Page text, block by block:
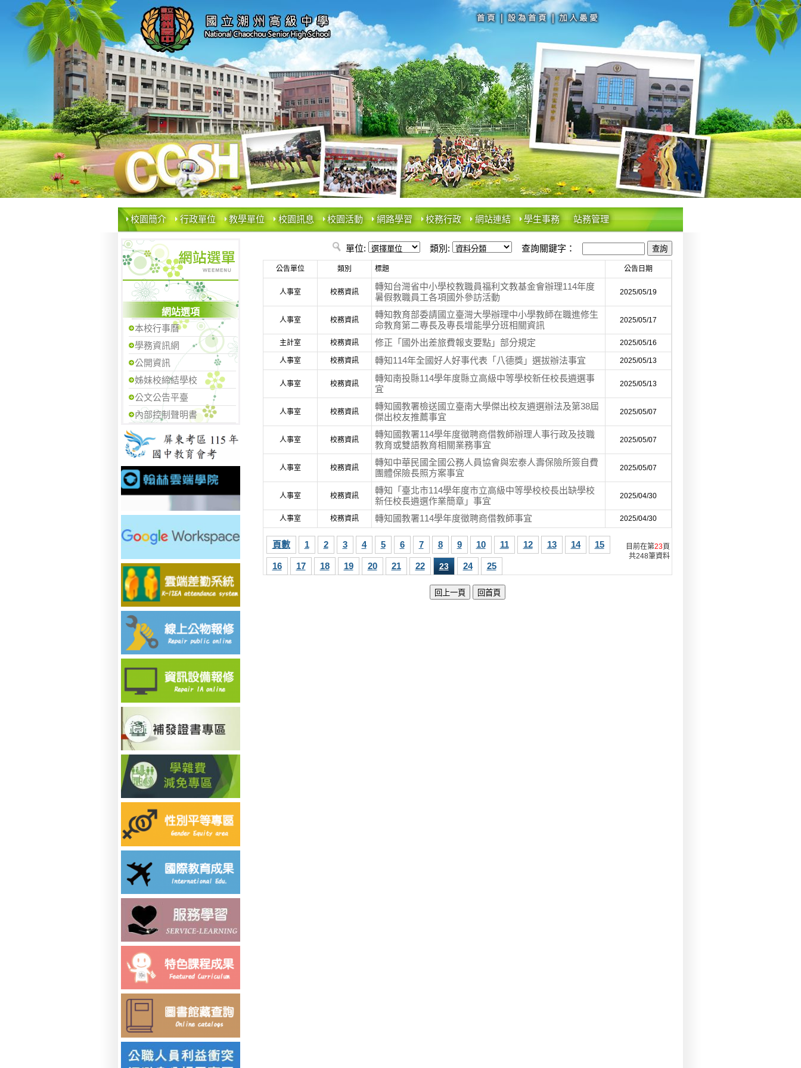
校園簡介 行政單位 教學單位 校園訊息 校園活動 網路學習 校務行政 網站連結 學生事務 站務管理
網站選項
本校行事曆
學務資訊網
公開資訊
姊妹校締結學校
公文公告平臺
內部控制聲明書
單位: 類別: 查詢關鍵字：
公告單位 類別 標題 公告日期
人事室 校務資訊
轉知台灣省中小學校教職員福利文教基金會辦理114年度
暑假教職員工各項國外參訪活動
2025/05/19
人事室 校務資訊
轉知教育部委請國立臺灣大學辦理中小學教師在職進修生
命教育第二專長及專長增能學分班相關資訊
2025/05/17
主計室 校務資訊 修正「國外出差旅費報支要點」部分規定 2025/05/16
人事室 校務資訊 轉知114年全國好人好事代表「八德獎」選拔辦法事宜 2025/05/13
人事室 校務資訊
轉知南投縣114學年度縣立高級中等學校新任校長遴選事
宜
2025/05/13
人事室 校務資訊
轉知國教署檢送國立臺南大學傑出校友遴選辦法及第38屆
傑出校友推薦事宜
2025/05/07
人事室 校務資訊
轉知國教署114學年度徵聘商借教師辦理人事行政及技職
教育或雙語教育相關業務事宜
2025/05/07
人事室 校務資訊
轉知中華民國全國公務人員協會與宏泰人壽保險所簽自費
團體保險長照方案事宜
2025/05/07
人事室 校務資訊
轉知「臺北市114學年度市立高級中等學校校長出缺學校
新任校長遴選作業簡章」事宜
2025/04/30
人事室 校務資訊 轉知國教署114學年度徵聘商借教師事宜 2025/04/30
頁數 1 2 3 4 5 6 7 8 9 10 11 12 13 14 15
16 17 18 19 20 21 22 23 24 25
目前在第23頁
共248筆資料